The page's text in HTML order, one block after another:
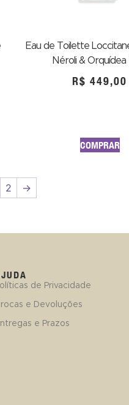
Eau de Toilette
Néroli & Orquídea
R$ 449,00
COMPRAR
2 →
de Privacidade
e Devoluções
e Prazos